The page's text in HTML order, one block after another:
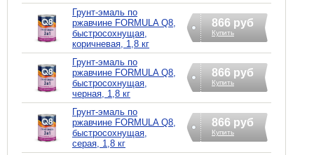
Грунт-эмаль по
ржавчине FORMULA Q8,
быстросохнущая,
коричневая, 1,8 кг
866 руб
Купить
Грунт-эмаль по
ржавчине FORMULA Q8,
быстросохнущая,
черная, 1,8 кг
866 руб
Купить
Грунт-эмаль по
ржавчине FORMULA Q8,
быстросохнущая,
серая, 1,8 кг
866 руб
Купить